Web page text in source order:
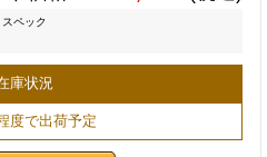
スペック
庫状況
度で出荷予定